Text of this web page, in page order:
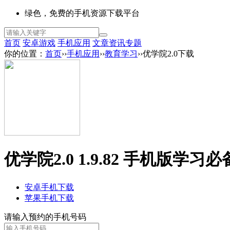
绿色，免费的手机资源下载平台
首页 安卓游戏 手机应用 文章资讯专题
你的位置： 首页››手机应用 ››教育学习››优学院2.0下载
优学院2.0 1.9.82 手机版学习必
安卓手机下载
苹果手机下载
请输入预约的手机号码